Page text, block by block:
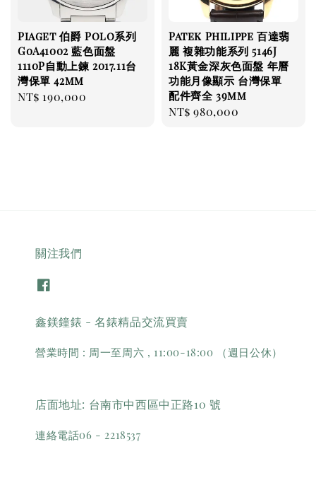
Piaget 伯爵 Polo系列
G0A41002 藍色面盤
1110P自動上鍊 2017.11台
灣保單 42mm
Regular
NT$ 190,000
Patek Philippe 百達翡
麗 複雜功能系列 5146J
18K黃金深灰色面盤 年曆
功能月像顯示 台灣保單
配件齊全 39mm
Regular
NT$ 980,000
關注我們
鑫鎂鐘錶 - 名錶精品交流買賣
營業時間 : 周一至周六 , 11:00-18:00 （週日公休）
店面地址: 台南市中西區中正路10 號
連絡電話06 - 2218537